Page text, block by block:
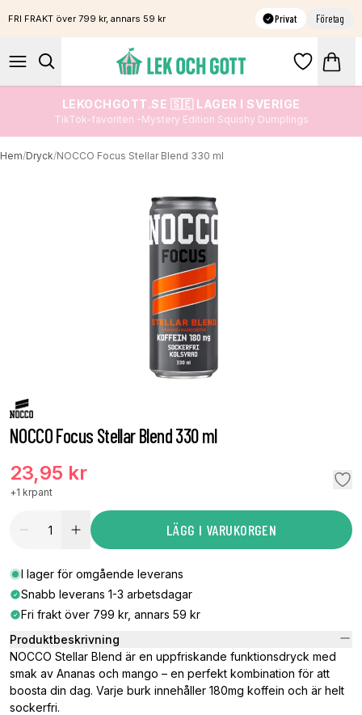
FRI FRAKT över 799 kr, annars 59 kr Privat Företag
LEKOCHGOTT.SE 🇸🇪 LAGER I SVERIGE
TikTok-favoriten -Mystery Edition Squishy Dumplings
Hem/Dryck/NOCCO Focus Stellar Blend 330 ml
NOCCO Focus Stellar Blend 330 ml
23,95 kr
+1 krpant
LÄGG I VARUKORGEN
I lager för omgående leverans
Snabb leverans 1-3 arbetsdagar
Fri frakt över 799 kr, annars 59 kr
Produktbeskrivning
NOCCO Stellar Blend är en uppfriskande funktionsdryck med
smak av Ananas och mango – en perfekt kombination för att
boosta din dag. Varje burk innehåller 180mg koffein och är helt
sockerfri.